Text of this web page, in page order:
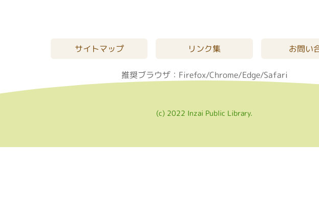
サイトマップ リンク集 お問い
推奨ブラウザ：Firefox/Chrome/Edge/Safari
(c) 2022 Inzai Public Library.